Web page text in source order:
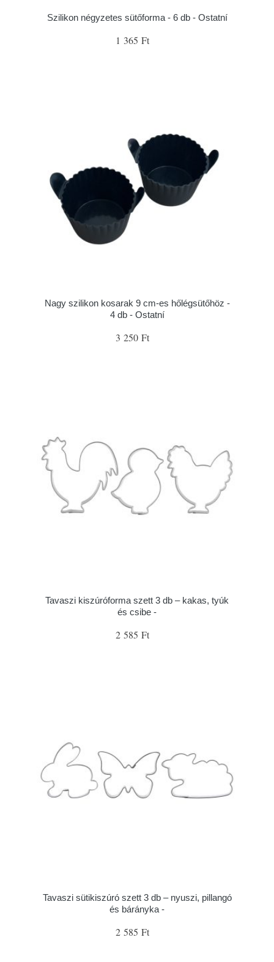
Szilikon négyzetes sütőforma - 6 db - Ostatní
1 365 Ft
Nagy szilikon kosarak 9 cm-es hőlégsütőhöz -
4 db - Ostatní
3 250 Ft
Tavaszi kiszúróforma szett 3 db – kakas, tyúk
és csibe -
2 585 Ft
Tavaszi sütikiszúró szett 3 db – nyuszi, pillangó
és bárányka -
2 585 Ft